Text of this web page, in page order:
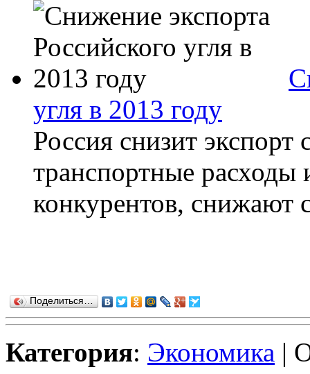
угля в 2013 году
Россия снизит экспорт
транспортные расходы
конкурентов, снижают
Поделиться…
Категория: Экономика |